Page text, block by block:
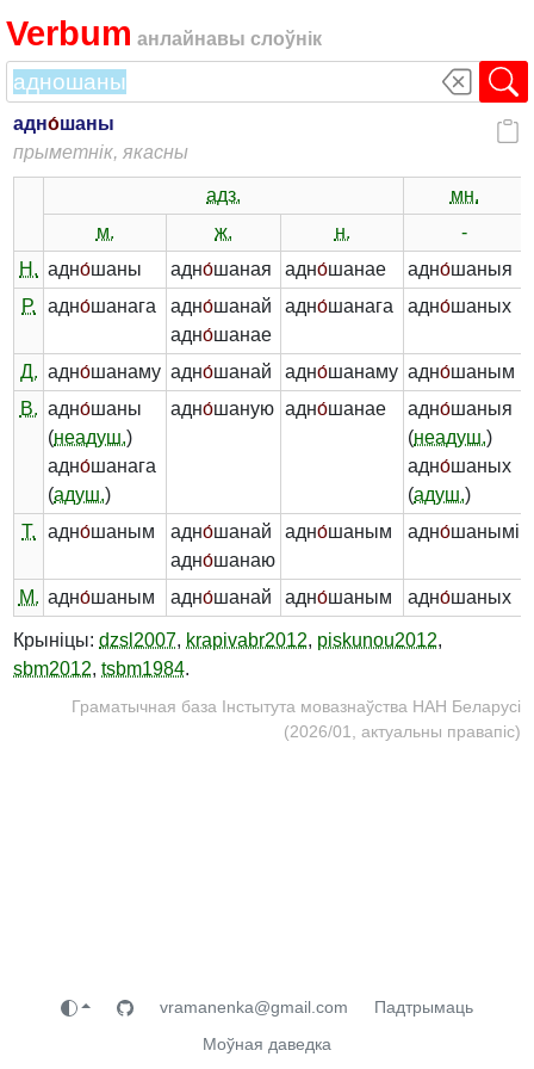
Verbum анлайнавы слоўнік
адно́шаны
прыметнік, якасны
адз.
мн.
м.
ж. н.
-
Н. адно́шаны адно́шаная адно́шанае адно́шаныя
Р.
адно́шанага адно́шанай
адно́шанае
адно́шанага адно́шаных
Д. адно́шанаму адно́шанай адно́шанаму адно́шаным
В. адно́шаны
(неадуш.)
адно́шанага
(адуш.)
адно́шаную адно́шанае адно́шаныя
(неадуш.)
адно́шаных
(адуш.)
Т.
адно́шаным адно́шанай
адно́шанаю
адно́шаным адно́шанымі
М. адно́шаным адно́шанай адно́шаным адно́шаных
Крыніцы: dzsl2007, krapivabr2012, piskunou2012,
sbm2012, tsbm1984.
Граматычная база Інстытута мовазнаўства НАН Беларусі
(2026/01, актуальны правапіс)
vramanenka@gmail.com
Падтрымаць
Моўная даведка